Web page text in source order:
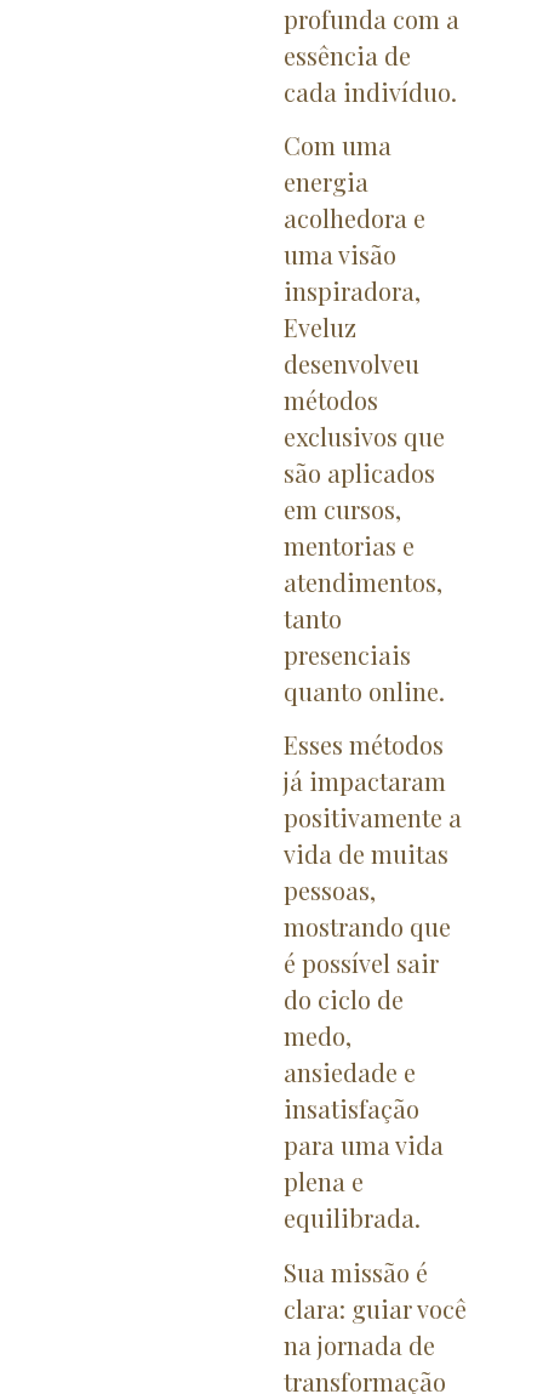
profunda com a
essência de
cada indivíduo.
Com uma
energia
acolhedora e
uma visão
inspiradora,
Eveluz
desenvolveu
métodos
exclusivos que
são aplicados
em cursos,
mentorias e
atendimentos,
tanto
presenciais
quanto online.
Esses métodos
já impactaram
positivamente a
vida de muitas
pessoas,
mostrando que
é possível sair
do ciclo de
medo,
ansiedade e
insatisfação
para uma vida
plena e
equilibrada.
Sua missão é
clara: guiar você
na jornada de
transformação